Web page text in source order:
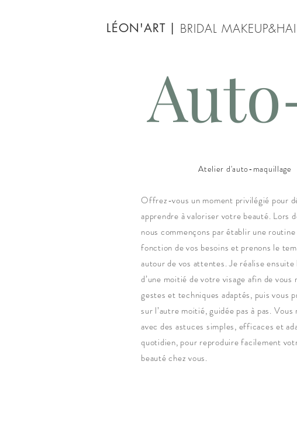
LÉON'ART | BRIDAL
Atelier d'auto-maquillage
Offrez-vous un moment privilégié pour
apprendre à valoriser votre beauté. Lors
nous commençons par établir une
fonction de vos besoins et prenons le
autour de vos attentes. Je réalise ensuite
d’une moitié de votre visage afin de vous
gestes et techniques adaptés, puis vous
sur l’autre moitié, guidée pas à pas. Vous
avec des astuces simples, efficaces et
quotidien, pour reproduire facilement
beauté chez vous.